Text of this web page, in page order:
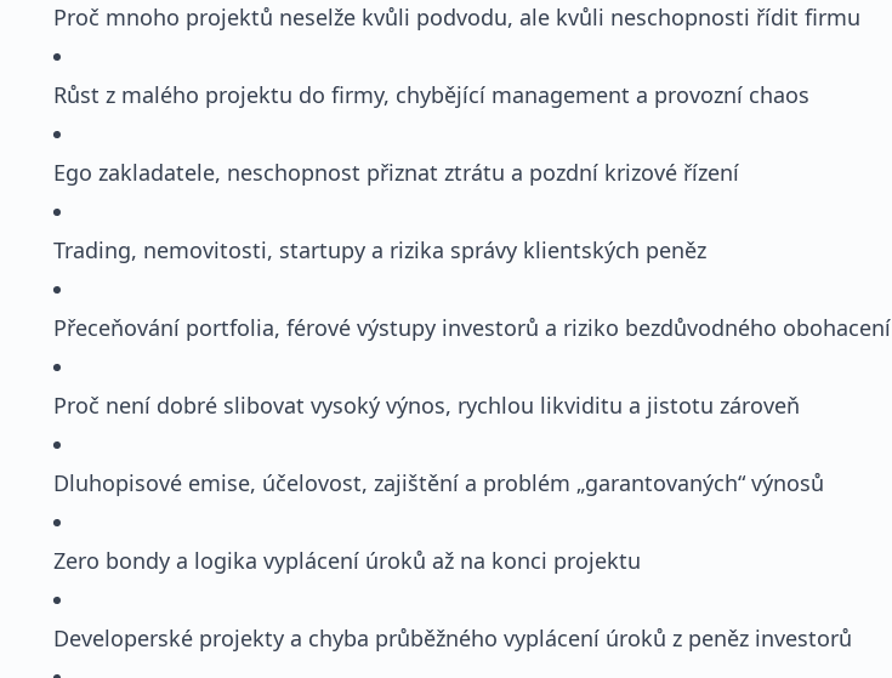
Proč mnoho projektů neselže kvůli podvodu, ale kvůli neschopnosti řídit firmu
Růst z malého projektu do firmy, chybějící management a provozní chaos
Ego zakladatele, neschopnost přiznat ztrátu a pozdní krizové řízení
Trading, nemovitosti, startupy a rizika správy klientských peněz
Přeceňování portfolia, férové výstupy investorů a riziko bezdůvodného obohacení
Proč není dobré slibovat vysoký výnos, rychlou likviditu a jistotu zároveň
Dluhopisové emise, účelovost, zajištění a problém „garantovaných“ výnosů
Zero bondy a logika vyplácení úroků až na konci projektu
Developerské projekty a chyba průběžného vyplácení úroků z peněz investorů